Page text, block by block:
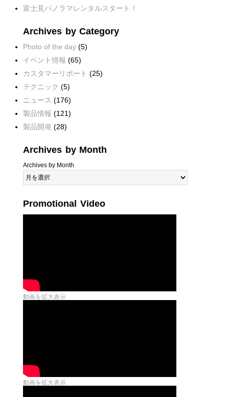
富士見パノラマレンタルスタート！
Archives by Category
Photo of the day(5)
イベント情報 (65)
カスタマーリポート (25)
テクニック (5)
ニュース (176)
製品情報 (121)
製品開発 (28)
Archives by Month
Archives by Month
Promotional Video
動画を拡大表示
動画を拡大表示